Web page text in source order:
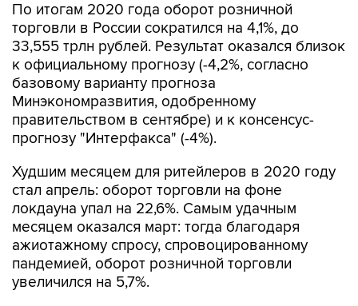
По итогам 2020 года оборот розничной
торговли в России сократился на 4,1%, до
33,555 трлн рублей. Результат оказался близок
к официальному прогнозу (-4,2%, согласно
базовому варианту прогноза
Минэкономразвития, одобренному
правительством в сентябре) и к консенсус-
прогнозу "Интерфакса" (-4%).
Худшим месяцем для ритейлеров в 2020 году
стал апрель: оборот торговли на фоне
локдауна упал на 22,6%. Самым удачным
месяцем оказался март: тогда благодаря
ажиотажному спросу, спровоцированному
пандемией, оборот розничной торговли
увеличился на 5,7%.